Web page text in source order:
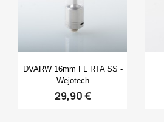
 Anteprima
DVARW 16mm FL RTA SS -
Wejotech
29,90 €